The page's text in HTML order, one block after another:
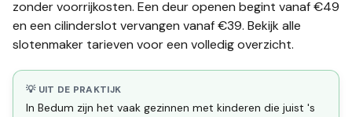
zonder voorrijkosten. Een deur openen begint vanaf €49
en een cilinderslot vervangen vanaf €39. Bekijk alle
slotenmaker tarieven voor een volledig overzicht.
💡 UIT DE PRAKTIJK
In Bedum zijn het vaak gezinnen met kinderen die juist 's